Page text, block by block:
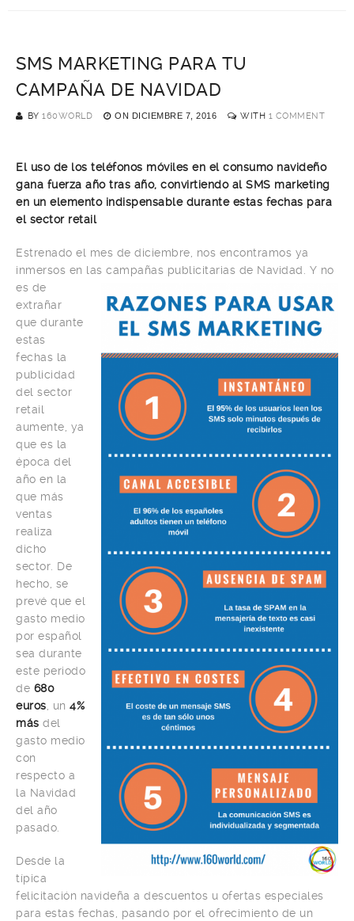
SMS MARKETING PARA TU
CAMPAÑA DE NAVIDAD
BY 160WORLD ON DICIEMBRE 7, 2016 WITH 1 COMMENT
El uso de los teléfonos móviles en el consumo navideño
gana fuerza año tras año, convirtiendo al SMS marketing
en un elemento indispensable durante estas fechas para
el sector retail
Estrenado el mes de diciembre, nos encontramos ya
inmersos en las campañas publicitarias de Navidad. Y no
es de
extrañar
que durante
estas
fechas la
publicidad
del sector
retail
aumente, ya
que es la
época del
año en la
que más
ventas
realiza
dicho
sector. De
hecho, se
prevé que el
gasto medio
por español
sea durante
este periodo
de 680
euros, un 4%
más del
gasto medio
con
respecto a
la Navidad
del año
pasado.
Desde la
típica
felicitación navideña a descuentos u ofertas especiales
para estas fechas, pasando por el ofrecimiento de un